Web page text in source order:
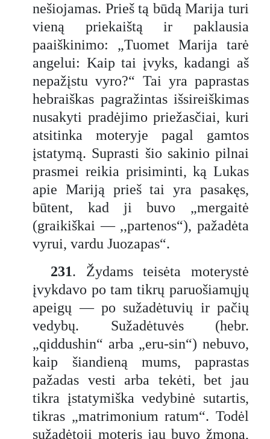
nešiojamas. Prieš tą būdą Marija turi
vieną priekaištą ir paklausia
paaiškinimo: „Tuomet Marija tarė
angelui: Kaip tai įvyks, kadangi aš
nepažįstu vyro?“ Tai yra paprastas
hebraiškas pagražintas išsireiškimas
nusakyti pradėjimo priežasčiai, kuri
atsitinka moteryje pagal gamtos
įstatymą. Suprasti šio sakinio pilnai
prasmei reikia prisiminti, ką Lukas
apie Mariją prieš tai yra pasakęs,
būtent, kad ji buvo „mergaitė
(graikiškai — ,,partenos“), pažadėta
vyrui, vardu Juozapas“.
231. Žydams teisėta moterystė
įvykdavo po tam tikrų paruošiamųjų
apeigų — po sužadėtuvių ir pačių
vedybų. Sužadėtuvės (hebr.
„qiddushin“ arba „eru-sin“) nebuvo,
kaip šiandieną mums, paprastas
pažadas vesti arba tekėti, bet jau
tikra įstatymiška vedybinė sutartis,
tikras „matrimonium ratum“. Todėl
sužadėtoji moteris jau buvo žmona,